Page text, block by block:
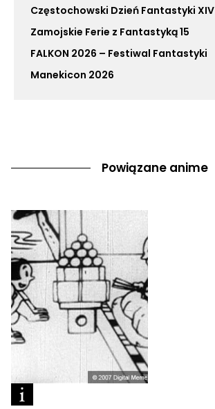
Częstochowski Dzień Fantastyki XIV
Zamojskie Ferie z Fantastyką 15
FALKON 2026 – Festiwal Fantastyki
Manekicon 2026
Powiązane anime